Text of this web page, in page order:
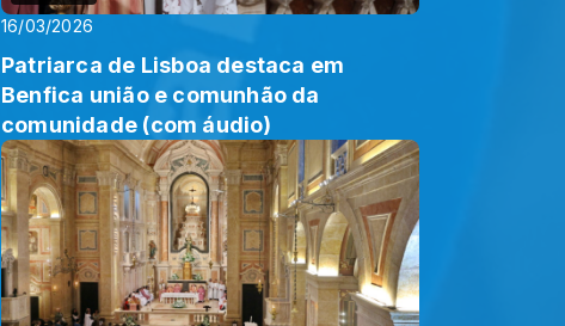
16/03/2026
Patriarca de Lisboa destaca em
Benfica união e comunhão da
comunidade (com áudio)